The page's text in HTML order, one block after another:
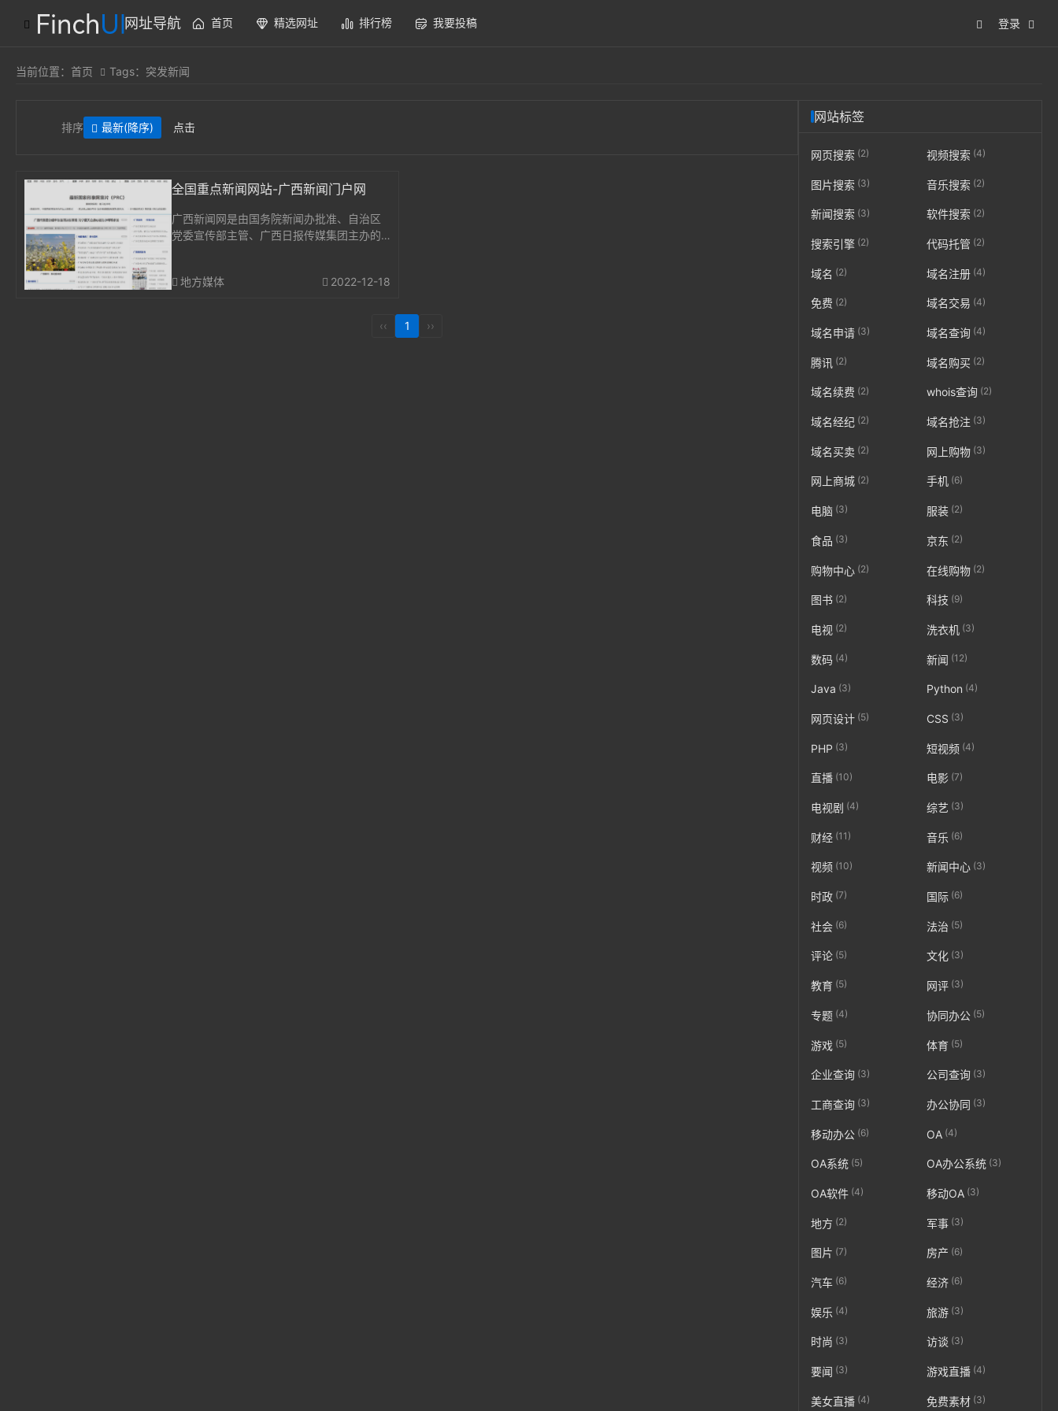
网址导航 首页 精选网址 排行榜 我要投稿 登录
当前位置： 首页 Tags：突发新闻
排序 最新(降序) 点击
全国重点新闻网站-广西新闻门户网
广西新闻网是由国务院新闻办批准、自治区
党委宣传部主管、广西日报传媒集团主办的
桂声智库、桂管家等品牌栏目内容，已成为
地方媒体 2022-12-18
‹‹ 1 ››
网站标签
网页搜索 (2) 视频搜索 (4)
图片搜索 (3) 音乐搜索 (2)
新闻搜索 (3) 软件搜索 (2)
搜索引擎 (2) 代码托管 (2)
域名 (2) 域名注册(4)
免费 (2) 域名交易 (4)
域名申请 (3) 域名查询(4)
腾讯 (2) 域名购买 (2)
域名续费 (2) whois查询(2)
域名经纪 (2) 域名抢注 (3)
域名买卖 (2) 网上购物(3)
网上商城 (2) 手机 (6)
电脑 (3) 服装(2)
食品 (3) 京东 (2)
购物中心 (2) 在线购物(2)
图书 (2) 科技 (9)
电视 (2) 洗衣机 (3)
数码 (4) 新闻 (12)
Java (3) Python (4)
网页设计 (5) CSS (3)
PHP (3) 短视频(4)
直播 (10) 电影 (7)
电视剧 (4) 综艺 (3)
财经 (11) 音乐 (6)
视频 (10) 新闻中心 (3)
时政 (7) 国际(6)
社会 (6) 法治 (5)
评论 (5) 文化 (3)
教育 (5) 网评(3)
专题 (4) 协同办公(5)
游戏 (5) 体育(5)
企业查询 (3) 公司查询(3)
工商查询 (3) 办公协同 (3)
移动办公 (6) OA (4)
OA系统 (5) OA办公系统(3)
OA软件 (4) 移动OA (3)
地方 (2) 军事 (3)
图片 (7) 房产 (6)
汽车 (6) 经济(6)
娱乐 (4) 旅游(3)
时尚 (3) 访谈 (3)
要闻 (3) 游戏直播(4)
美女直播 (4) 免费素材(3)